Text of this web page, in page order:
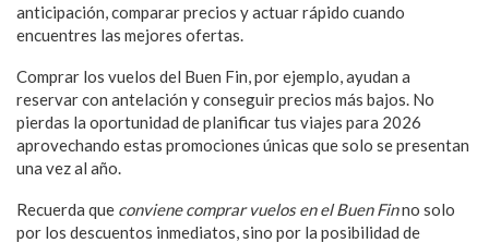
anticipación, comparar precios y actuar rápido cuando
encuentres las mejores ofertas.
Comprar los vuelos del Buen Fin, por ejemplo, ayudan a
reservar con antelación y conseguir precios más bajos. No
pierdas la oportunidad de planificar tus viajes para 2026
aprovechando estas promociones únicas que solo se presentan
una vez al año.
Recuerda que conviene comprar vuelos en el Buen Finno solo
por los descuentos inmediatos, sino por la posibilidad de